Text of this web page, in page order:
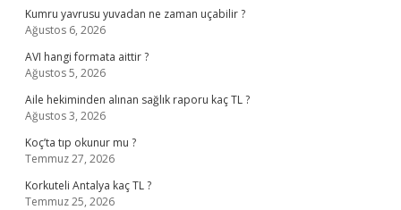
Kumru yavrusu yuvadan ne zaman uçabilir ?
Ağustos 6, 2026
AVI hangi formata aittir ?
Ağustos 5, 2026
Aile hekiminden alınan sağlık raporu kaç TL ?
Ağustos 3, 2026
Koç’ta tıp okunur mu ?
Temmuz 27, 2026
Korkuteli Antalya kaç TL ?
Temmuz 25, 2026